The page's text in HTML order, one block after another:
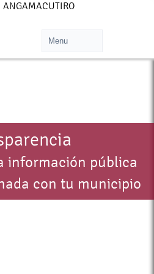
información pública
con tu municipio